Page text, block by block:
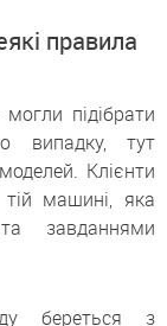
правила
підібрати
випадку, тут
Клієнти
машині, яка
завданнями
береться з